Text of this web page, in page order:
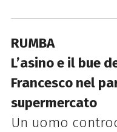
RUMBA
L’asino e il bue
Francesco nel
supermercato
Un uomo